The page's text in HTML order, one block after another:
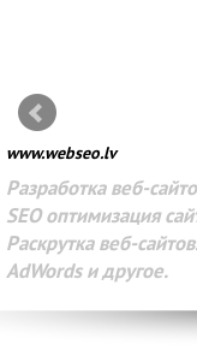
www.webseo.lv
Разработка веб-
SEO оптимизация
Раскрутка веб-
AdWords и другое.